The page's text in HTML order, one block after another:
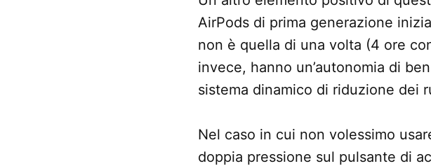
AirPods di prima generazione
non è quella di una volta (4 ore
invece, hanno un’autonomia di
sistema dinamico di riduzione dei
Nel caso in cui non volessimo
doppia pressione sul pulsante di